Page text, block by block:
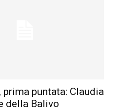
prima puntata: Claudia
della Balivo